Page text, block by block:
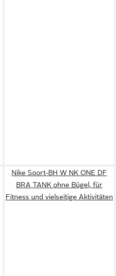
Nike Sport-BH W NK ONE DF
BRA TANK ohne Bügel, für
Fitness und vielseitige Aktivitäten